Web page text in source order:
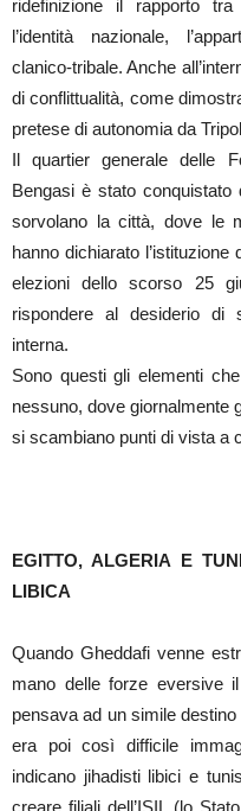
ridefinizione il rapporto
l’identità nazionale,
clanico-tribale. Anche
di conflittualità, come
pretese di autonomia da
Il quartier generale delle
Bengasi è stato
sorvolano la città, dove le
hanno dichiarato l’istituzione
elezioni dello scorso 25
rispondere al desiderio di
interna.
Sono questi gli elementi
nessuno, dove giornalmente
si scambiano punti di vista a
EGITTO, ALGERIA E
LIBICA
Quando Gheddafi venne
mano delle forze eversive
pensava ad un simile
era poi così difficile
indicano jihadisti libici e
creare filiali dell’ISIL (lo